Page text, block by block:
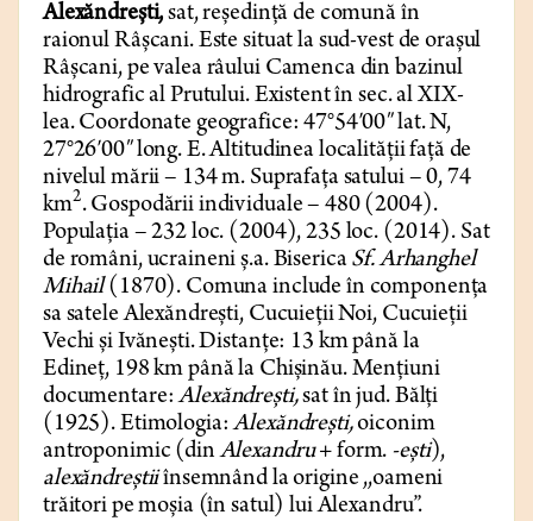
Alexăndrești,sat, reședință de comună în
raionul Râșcani. Este situat la sud-vest de orașul
Râșcani, pe valea râului Camenca din bazinul
hidrografic al Prutului. Existent în sec. al XIX-
lea. Coordonate geografice: 47°54′00″ lat. N,
27°26′00″ long. E. Altitudinea localității față de
nivelul mării – 134 m. Suprafața satului – 0, 74
km2. Gospodării individuale – 480 (2004).
Populația – 232 loc. (2004), 235 loc. (2014). Sat
de români, ucraineni ș.a. Biserica Sf. Arhanghel
Mihail(1870). Comuna include în componența
sa satele Alexăndrești, Cucuieții Noi, Cucuieții
Vechi și Ivănești. Distanțe: 13 km până la
Edineț, 198 km până la Chișinău. Mențiuni
documentare:Alexăndrești,sat în jud. Bălți
(1925). Etimologia:Alexăndrești,oiconim
antroponimic (dinAlexandru+ form. -ești),
alexăndreștiiînsemnând la origine ,,oameni
trăitori pe moșia (în satul) lui Alexandru”.